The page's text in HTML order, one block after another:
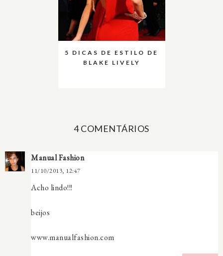
5 DICAS DE ESTILO DE
BLAKE LIVELY
4 COMENTÁRIOS
Manual Fashion
11/10/2013, 12:47
Acho lindo!!!
beijos
www.manualfashion.com